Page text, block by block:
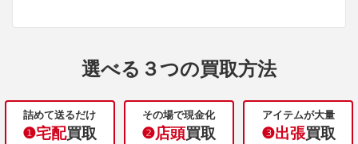
選べる３つの買取方法
詰めて送るだけ
❶宅配買取
その場で現金化
❷店頭買取
アイテムが大量
❸出張買取